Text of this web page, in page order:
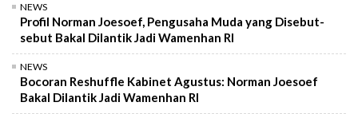
NEWS
Profil Norman Joesoef, Pengusaha Muda yang Disebut-
sebut Bakal Dilantik Jadi Wamenhan RI
NEWS
Bocoran Reshuffle Kabinet Agustus: Norman Joesoef
Bakal Dilantik Jadi Wamenhan RI